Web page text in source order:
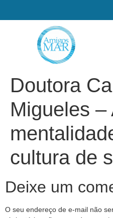
Doutora
Migueles –
cultura de
Deixe um
O seu endereço de e-mail não